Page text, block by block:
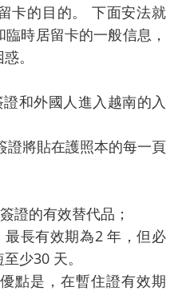
卡的目的。 下面安法就
時居留卡的一般信息，
。
和外國人進入越南的入
證將貼在護照本的每一頁
證的有效替代品；
長有效期為2 年，但必
少30 天。
點是，在暫住證有效期